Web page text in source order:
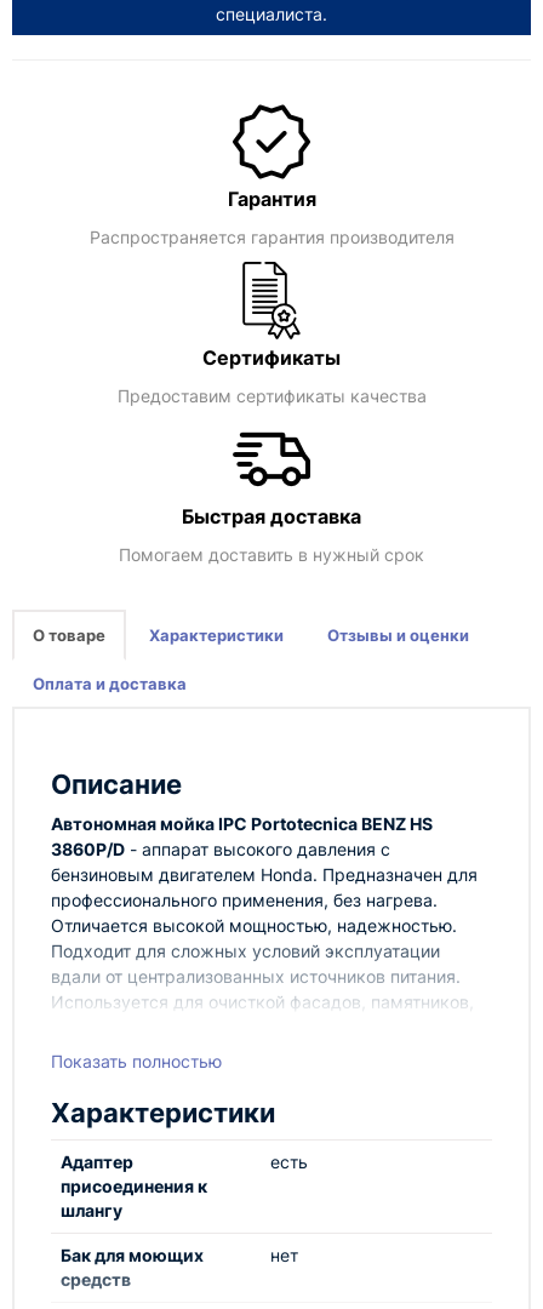
специалиста.
Гарантия
Распространяется гарантия производителя
Сертификаты
Предоставим сертификаты качества
Быстрая доставка
Помогаем доставить в нужный срок
О товаре Характеристики Отзывы и оценки
Оплата и доставка
Описание
Автономная мойка IPC Portotecnica BENZ HS
3860P/D - аппарат высокого давления с
бензиновым двигателем Honda. Предназначен для
профессионального применения, без нагрева.
Отличается высокой мощностью, надежностью.
Подходит для сложных условий эксплуатации
вдали от централизованных источников питания.
Используется для очисткой фасадов, памятников,
служб, работающих в удаленных местах.
Преимущества автономной мойки IPC
Portotecnica BENZ HS 3860P/D:
Бензиновый двигатель Honda GX.
3-х поршневой латунный насос со
Поршни с керамическим покрытием.
Антивибрационная система, повышающая
Показать полностью
Характеристики
Адаптер
присоединения к
шлангу
есть
Бак для моющих
средств
нет